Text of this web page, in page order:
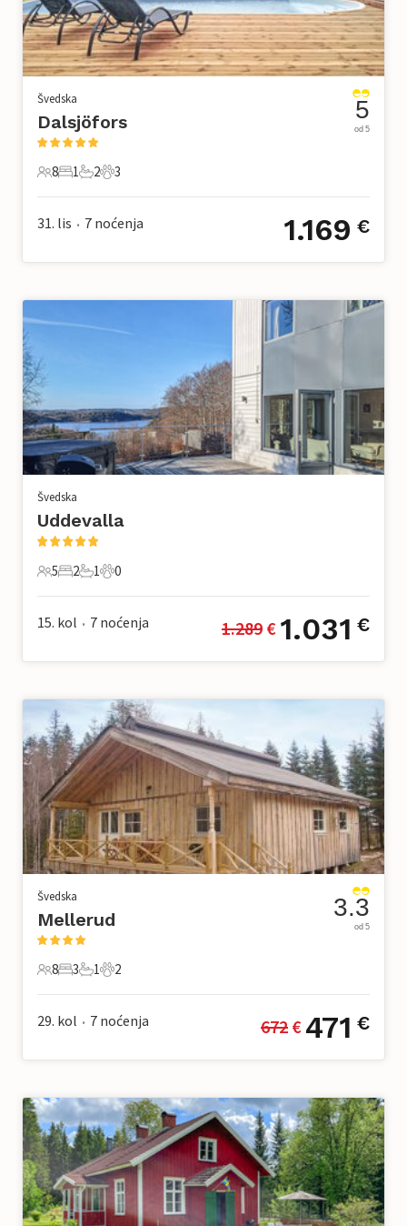
Švedska
Dalsjöfors
8 Gosti
8
1 Spavaća soba
1
2 Kupaonice
2
3 Kućni ljubimac
3
5
od 5
31. lis • 7 noćenja 1.169 €
Švedska
Uddevalla
5 Gosti
5
2 Spavaće sobe
2
1 Kupaonica
1
0 Kućni ljubimac
0
15. kol • 7 noćenja 1.289 € 1.031 €
Švedska
Mellerud
8 Gosti
8
3 Spavaće sobe
3
1 Kupaonica
1
2 Kućni ljubimac
2
3.3
od 5
29. kol • 7 noćenja 672 € 471 €